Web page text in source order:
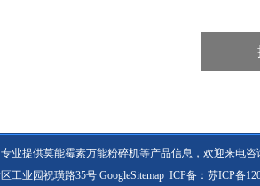
业提供莫能霉素万能粉碎机等产品信息，欢迎来电咨
工业园祝璜路35号 GoogleSitemap ICP备： 苏ICP备